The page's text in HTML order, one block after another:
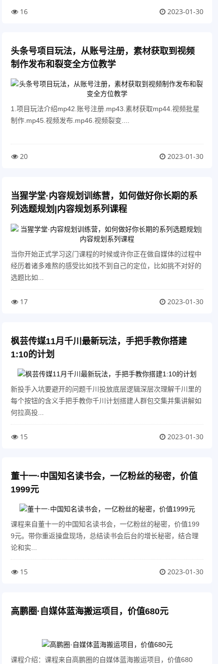
16 2023-01-30
头条号项目玩法，从账号注册，素材获取到视频
制作发布和裂变全方位教学
1.项目玩法介绍mp42.账号注册.mp43.素材获取mp44.视频批星
制作.mp45.视频发布.mp46.视频裂变....
20 2023-01-30
当猩学堂·内容规划训练营，如何做好你长期的系
列选题规划|内容规划系列课程
当你开始正式学习这门课程的时候或许你正在做自媒体的过程中
经历着诸多难熬的感受比如找不到自己的定位，比如挑不对好的
选题比如...
17 2023-01-30
枫芸传媒11月千川最新玩法，手把手教你搭建
1:10的计划
新投手入坑要避开的问题千川投放底层逻辑深层次理解千川里的
每个按钮的含义手把手教你千川计划搭建人群包交集并集讲解如
何拉高投...
15 2023-01-30
董十一·中国知名读书会，一亿粉丝的秘密，价值
1999元
课程来自董十一的中国知名读书会，一亿粉丝的秘密，价值199
9元。带你重返操盘现场，总结读书会后台的增长秘密，结合理
论和实...
15 2023-01-30
高鹏圈·自媒体蓝海搬运项目，价值680元
课程介绍：课程来自高鹏圈的自媒体蓝海搬运项目，价值680